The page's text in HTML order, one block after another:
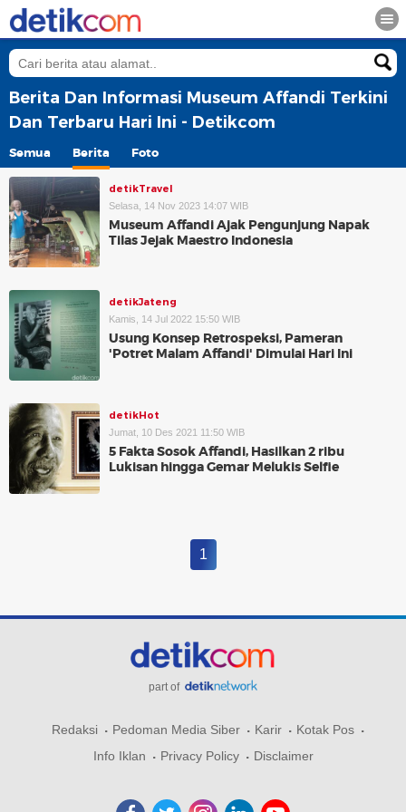
Berita Dan Informasi Museum Affandi Terkini
Dan Terbaru Hari Ini - Detikcom
Semua Berita Foto
detikTravel
Selasa, 14 Nov 2023 14:07 WIB
Museum Affandi Ajak Pengunjung Napak
Tilas Jejak Maestro Indonesia
detikJateng
Kamis, 14 Jul 2022 15:50 WIB
Usung Konsep Retrospeksi, Pameran
'Potret Malam Affandi' Dimulai Hari Ini
detikHot
Jumat, 10 Des 2021 11:50 WIB
5 Fakta Sosok Affandi, Hasilkan 2 ribu
Lukisan hingga Gemar Melukis Selfie
1
part of
Redaksi Pedoman Media Siber Karir
Kotak Pos
Info Iklan
Privacy Policy Disclaimer